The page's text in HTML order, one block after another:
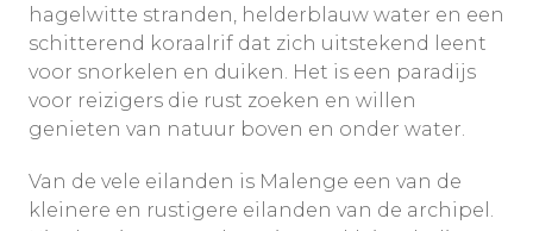
hagelwitte stranden, helderblauw water en een
schitterend koraalrif dat zich uitstekend leent
voor snorkelen en duiken. Het is een paradijs
voor reizigers die rust zoeken en willen
genieten van natuur boven en onder water.
Van de vele eilanden is Malenge een van de
kleinere en rustigere eilanden van de archipel.